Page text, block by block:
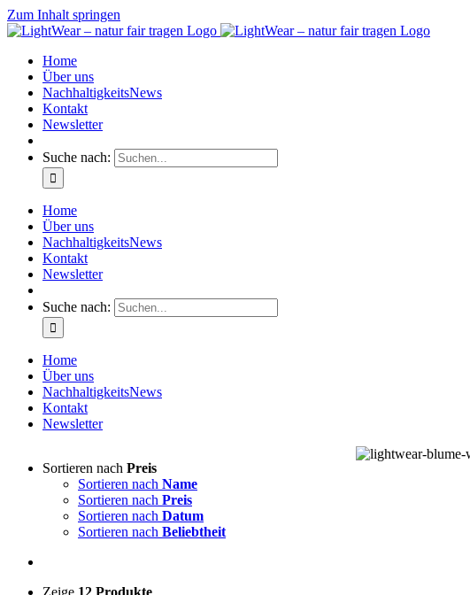
Zum Inhalt springen
Home
Über uns
NachhaltigkeitsNews
Kontakt
Newsletter
Suche nach:
Home
Über uns
NachhaltigkeitsNews
Kontakt
Newsletter
Suche nach:
Home
Über uns
NachhaltigkeitsNews
Kontakt
Newsletter
Sortieren nach Preis
Sortieren nach Name
Sortieren nach Preis
Sortieren nach Datum
Sortieren nach Beliebtheit
Zeige 12 Produkte